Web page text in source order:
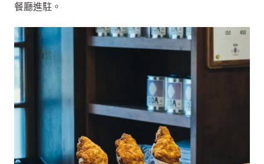
餐廳進駐。